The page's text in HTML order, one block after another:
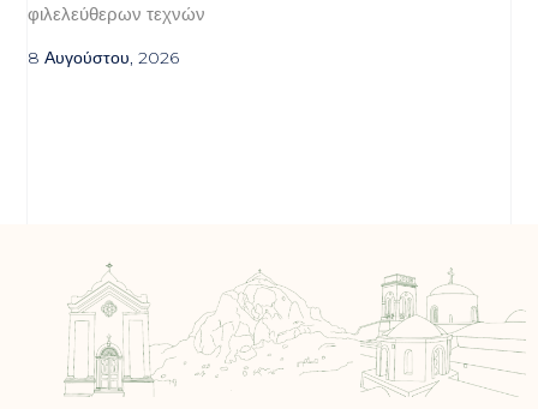
φιλελεύθερων τεχνών
8 Αυγούστου, 2026